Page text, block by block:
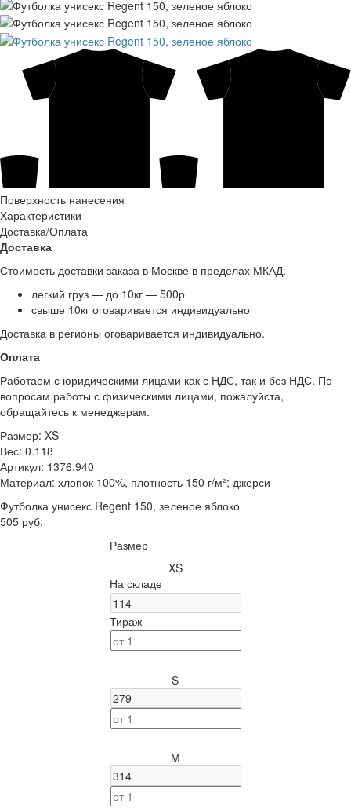
Поверхность нанесения
Характеристики
Доставка/Оплата
Доставка
Стоимость доставки заказа в Москве в пределах МКАД:
легкий груз — до 10кг — 500р
свыше 10кг оговаривается индивидуально
Доставка в регионы оговаривается индивидуально.
Оплата
Работаем с юридическими лицами как с НДС, так и без НДС. По
вопросам работы с физическими лицами, пожалуйста,
обращайтесь к менеджерам.
Размер: XS
Вес: 0.118
Артикул: 1376.940
Материал: хлопок 100%, плотность 150 г/м²; джерси
Футболка унисекс Regent 150, зеленое яблоко
505 руб.
Размер
XS
На складе
Тираж
S
M